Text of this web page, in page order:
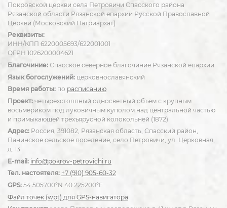
Покровской церкви села Петровичи Спасского района
Рязанской области Рязанской епархии Русской Православной
Церкви (Московский Патриархат)
Реквизиты:
ИНН/КПП 6220005693/622001001
ОГРН 1026200004621
Благочиние: Спасское северное благочиние Рязанской епархии
Язык богослужений: церковнославянский
Время работы: по расписанию
Проект: четырехстолпный односветный объём с крупным
восьмериком под луковичным куполом над центральной частью
и примыкающей трехъярусной колокольней (1872)
Адрес: Россия, 391082, Рязанская область, Спасский район,
Панинское сельское поселение, село Петровичи, ул. Церковная,
д. 13
E-mail: info@pokrov-petrovichi.ru
Тел. настоятеля: +7 (910) 905-60-32
GPS: 54.505700°N 40.225200°E
Файл точек (wpt) для GPS-навигатора